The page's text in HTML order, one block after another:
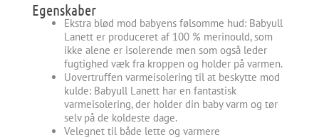
Egenskaber
Ekstra blød mod babyens følsomme hud: Babyull
Lanett er produceret af 100 % merinould, som
ikke alene er isolerende men som også leder
fugtighed væk fra kroppen og holder på varmen.
Uovertruffen varmeisolering til at beskytte mod
kulde: Babyull Lanett har en fantastisk
varmeisolering, der holder din baby varm og tør
selv på de koldeste dage.
Velegnet til både lette og varmere